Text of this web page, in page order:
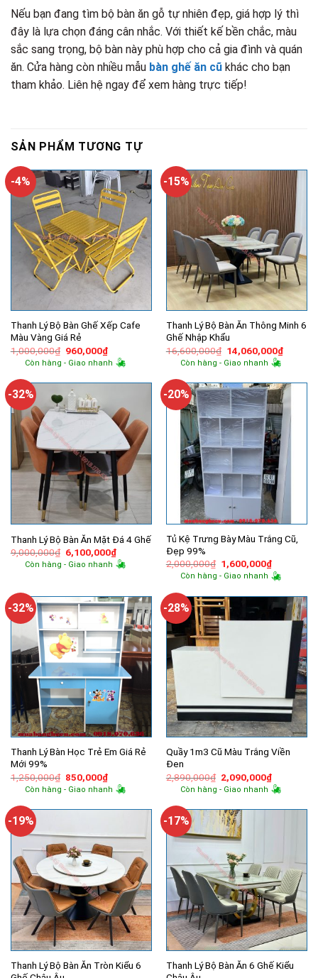
Nếu bạn đang tìm bộ bàn ăn gỗ tự nhiên đẹp, giá hợp lý thì
đây là lựa chọn đáng cân nhắc. Với thiết kế bền chắc, màu
sắc sang trọng, bộ bàn này phù hợp cho cả gia đình và quán
ăn. Cửa hàng còn nhiều mẫu bàn ghế ăn cũ khác cho bạn
tham khảo. Liên hệ ngay để xem hàng trực tiếp!
SẢN PHẨM TƯƠNG TỰ
-4%
Thanh Lý Bộ Bàn Ghế Xếp Cafe
Màu Vàng Giá Rẻ
1,000,000₫ Giá
gốc
là:
960,000₫Giá
hiện
tại
960,000₫.
Còn hàng - Giao nhanh
-15%
Thanh Lý Bộ Bàn Ăn Thông Minh 6
Ghế Nhập Khẩu
16,600,000₫ Giá
gốc
là:
14,060,000₫Giá
hiện
Còn hàng - Giao nhanh
-32%
Thanh Lý Bộ Bàn Ăn Mặt Đá 4 Ghế
9,000,000₫ Giá
gốc
là:
6,100,000₫Giá
hiện
tại
Còn hàng - Giao nhanh
-20%
Tủ Kệ Trưng Bày Màu Trắng Cũ,
Đẹp 99%
2,000,000₫ Giá
gốc
là:
1,600,000₫Giá
hiện
tại
Còn hàng - Giao nhanh
-32%
Thanh Lý Bàn Học Trẻ Em Giá Rẻ
Mới 99%
1,250,000₫ Giá
gốc
là:
850,000₫Giá
hiện
tại
850,000₫.
Còn hàng - Giao nhanh
-28%
Quầy 1m3 Cũ Màu Trắng Viền
Đen
2,890,000₫ Giá
gốc
là:
2,090,000₫Giá
hiện
tại
Còn hàng - Giao nhanh
-19%
Thanh Lý Bộ Bàn Ăn Tròn Kiểu 6
-17%
Thanh Lý Bộ Bàn Ăn 6 Ghế Kiểu